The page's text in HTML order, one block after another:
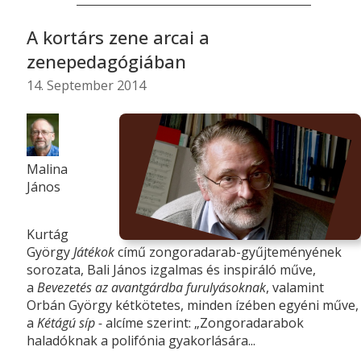
A kortárs zene arcai a
zenepedagógiában
14. September 2014
Malina
János
Kurtág
GyörgyJátékokcímű zongoradarab-gyűjteményének
sorozata, Bali János izgalmas és inspiráló műve,
a Bevezetés az avantgárdba furulyásoknak, valamint
Orbán György kétkötetes, minden ízében egyéni műve,
a Kétágú síp -alcíme szerint: „Zongoradarabok
haladóknak a polifónia gyakorlására...